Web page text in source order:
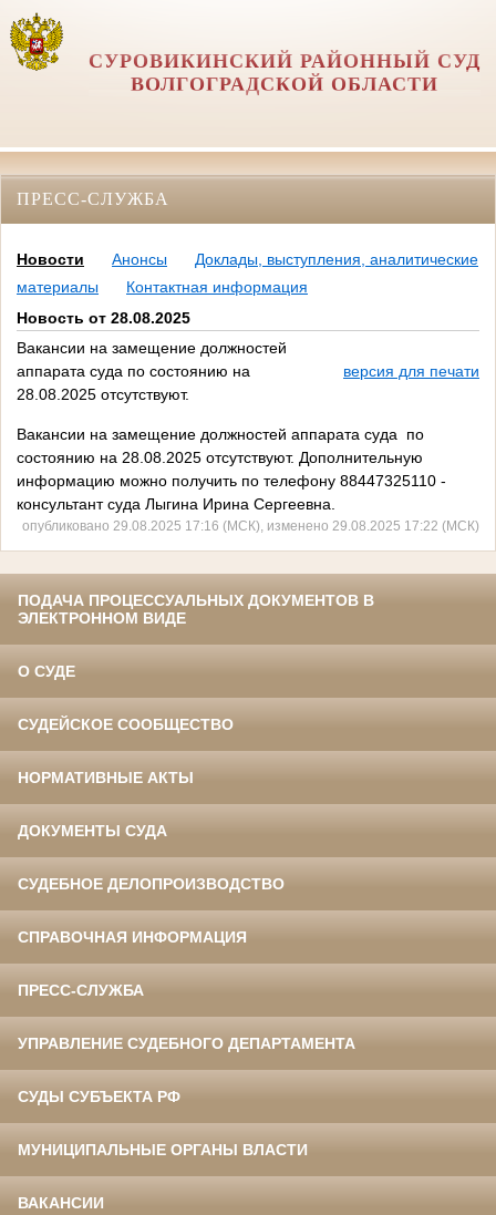
СУРОВИКИНСКИЙ РАЙОННЫЙ СУД
ВОЛГОГРАДСКОЙ ОБЛАСТИ
ПРЕСС-СЛУЖБА
Новости Анонсы
Доклады, выступления, аналитические
материалы
Контактная информация
Новость от 28.08.2025
Вакансии на замещение должностей
аппарата суда по состоянию на
28.08.2025 отсутствуют.
версия для печати
Вакансии на замещение должностей аппарата суда по
состоянию на 28.08.2025 отсутствуют. Дополнительную
информацию можно получить по телефону 88447325110 -
консультант суда Лыгина Ирина Сергеевна.
опубликовано 29.08.2025 17:16 (МСК), изменено 29.08.2025 17:22 (МСК)
ПОДАЧА ПРОЦЕССУАЛЬНЫХ ДОКУМЕНТОВ В
ЭЛЕКТРОННОМ ВИДЕ
О СУДЕ
СУДЕЙСКОЕ СООБЩЕСТВО
НОРМАТИВНЫЕ АКТЫ
ДОКУМЕНТЫ СУДА
СУДЕБНОЕ ДЕЛОПРОИЗВОДСТВО
СПРАВОЧНАЯ ИНФОРМАЦИЯ
ПРЕСС-СЛУЖБА
УПРАВЛЕНИЕ СУДЕБНОГО ДЕПАРТАМЕНТА
СУДЫ СУБЪЕКТА РФ
МУНИЦИПАЛЬНЫЕ ОРГАНЫ ВЛАСТИ
ВАКАНСИИ